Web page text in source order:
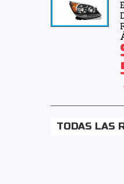
TODAS LAS